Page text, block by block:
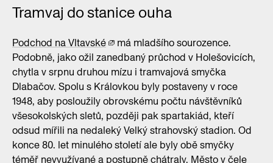
Tramvaj do stanice ouha
Podchod na Vltavské
má mladšího sourozence.
Podobně, jako ožil zanedbaný průchod v Holešovicích,
chytla v srpnu druhou mízu i tramvajová smyčka
Dlabačov. Spolu s Královkou byly postaveny v roce
1948, aby posloužily obrovskému počtu návštěvníků
všesokolských sletů, později pak spartakiád, kteří
odsud mířili na nedaleký Velký strahovský stadion. Od
konce 80. let minulého století ale byly obě smyčky
téměř nevyužívané a postupně chátraly. Město v čele